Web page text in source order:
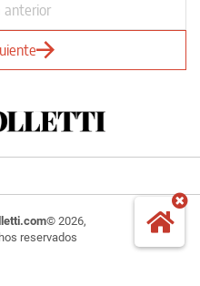
anterior
© 2026,
reservados